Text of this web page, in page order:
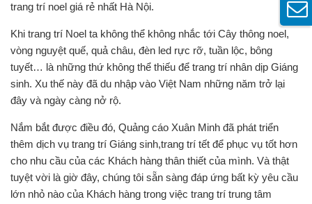
trang trí noel giá rẻ nhất Hà Nội.
Khi trang trí Noel ta không thể không nhắc tới Cây thông noel,
vòng nguyệt quế, quả châu, đèn led rực rỡ, tuần lộc, bông
tuyết… là những thứ không thể thiếu để trang trí nhân dịp Giáng
sinh. Xu thế này đã du nhập vào Việt Nam những năm trở lại
đây và ngày càng nở rộ.
Nắm bắt được điều đó, Quảng cáo Xuân Minh đã phát triển
thêm dịch vụ trang trí Giáng sinh,trang trí tết để phục vụ tốt hơn
cho nhu cầu của các Khách hàng thân thiết của mình. Và thật
tuyệt vời là giờ đây, chúng tôi sẵn sàng đáp ứng bất kỳ yêu cầu
lớn nhỏ nào của Khách hàng trong việc trang trí trung tâm